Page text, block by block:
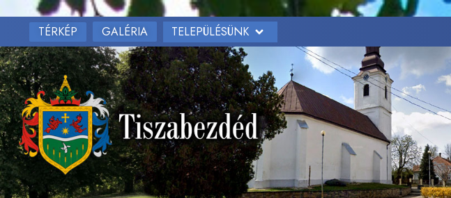
TÉRKÉP GALÉRIA TELEPÜLÉSÜNK